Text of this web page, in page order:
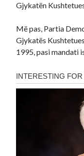
Gjykatën
Më pas, Partia
Gjykatës
1995, pasi mandati